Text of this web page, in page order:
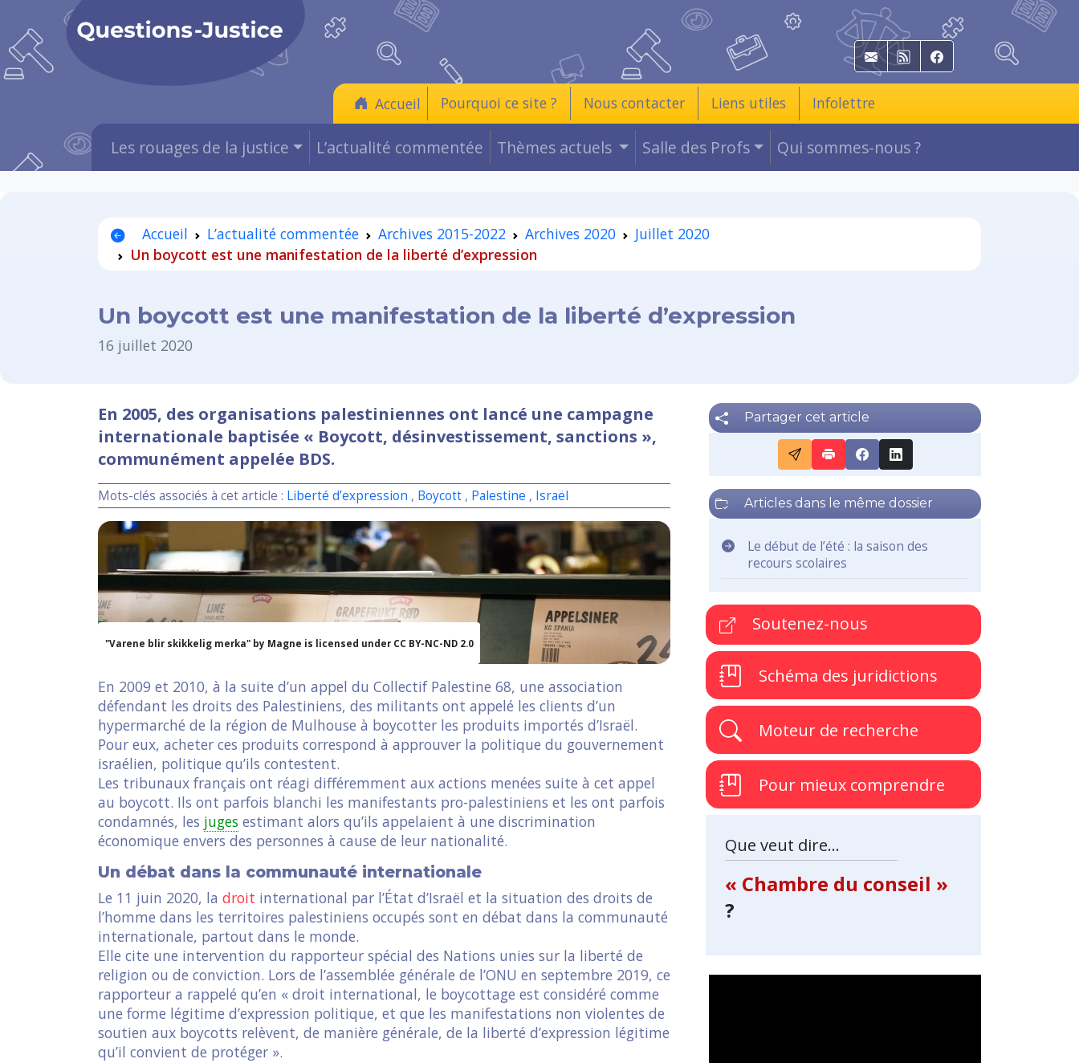
E-mail RSS Facebook
Accueil Pourquoi ce site ? Nous contacter Liens utiles Infolettre
Les rouages de la justice L’actualité commentée Thèmes actuels Salle des Profs Qui sommes-nous ?
Accueil L’actualité commentée Archives 2015-2022 Archives 2020
Juillet 2020
Un boycott est une manifestation de la liberté d’expression
Un boycott est une manifestation de la liberté d’expression
16 juillet 2020
En 2005, des organisations palestiniennes ont lancé une campagne
internationale baptisée « Boycott, désinvestissement, sanctions »,
communément appelée BDS.
Mots-clés associés à cet article : Liberté d’expression , Boycott , Palestine , Israël
"Varene blir skikkelig merka" by Magne is licensed under CC BY-NC-ND 2.0
En 2009 et 2010, à la suite d’un appel du Collectif Palestine 68, une association
défendant les droits des Palestiniens, des militants ont appelé les clients d’un
hypermarché de la région de Mulhouse à boycotter les produits importés d’Israël.
Pour eux, acheter ces produits correspond à approuver la politique du gouvernement
israélien, politique qu’ils contestent.
Les tribunaux français ont réagi différemment aux actions menées suite à cet appel
au boycott. Ils ont parfois blanchi les manifestants pro-palestiniens et les ont parfois
condamnés, les juges estimant alors qu’ils appelaient à une discrimination
économique envers des personnes à cause de leur nationalité.
Un débat dans la communauté internationale
Le 11 juin 2020, la droit international par l’État d’Israël et la situation des droits de
l’homme dans les territoires palestiniens occupés sont en débat dans la communauté
internationale, partout dans le monde.
Elle cite une intervention du rapporteur spécial des Nations unies sur la liberté de
religion ou de conviction. Lors de l’assemblée générale de l’ONU en septembre 2019, ce
rapporteur a rappelé qu’en « droit international, le boycottage est considéré comme
une forme légitime d’expression politique, et que les manifestations non violentes de
soutien aux boycotts relèvent, de manière générale, de la liberté d’expression légitime
qu’il convient de protéger ».
Partager cet article
Articles dans le même dossier
Le début de l’été : la saison des
recours scolaires
Soutenez-nous
Schéma des juridictions
Moteur de recherche
Pour mieux comprendre
Que veut dire...
« Chambre du conseil »
?